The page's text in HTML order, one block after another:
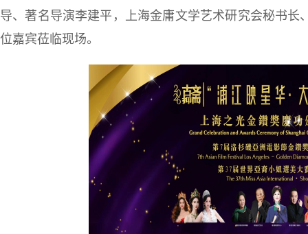
导、著名导演李建平，上海金庸文学艺术研究会秘书
位嘉宾莅临现场。